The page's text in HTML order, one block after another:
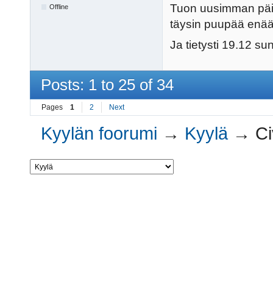
Offline
Tuon uusimman
täysin puupää
Ja tietysti 19.12
Posts: 1 to 25 of 34
Pages 1 2 Next
Kyylän foorumi → Kyylä →